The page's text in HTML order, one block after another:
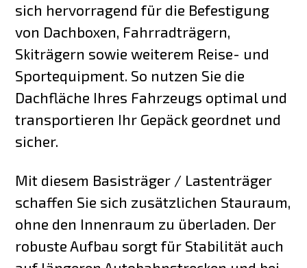
sich hervorragend für die Befestigung
von Dachboxen, Fahrradträgern,
Skiträgern sowie weiterem Reise- und
Sportequipment. So nutzen Sie die
Dachfläche Ihres Fahrzeugs optimal und
transportieren Ihr Gepäck geordnet und
sicher.
Mit diesem Basisträger / Lastenträger
schaffen Sie sich zusätzlichen Stauraum,
ohne den Innenraum zu überladen. Der
robuste Aufbau sorgt für Stabilität auch